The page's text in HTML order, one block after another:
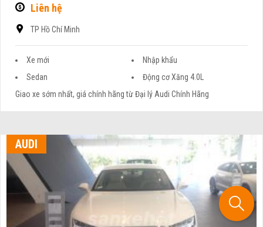
Liên hệ
TP Hồ Chí Minh
Xe mới
Nhập khẩu
Sedan
Động cơ Xăng 4.0L
Giao xe sớm nhất, giá chính hãng từ Đại lý Audi Chính Hãng
AUDI